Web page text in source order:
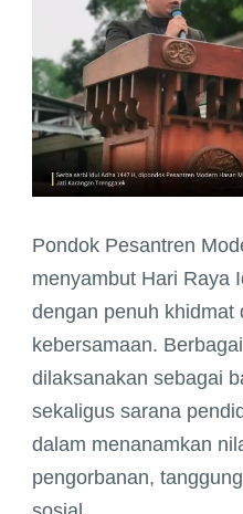
Iduladha
1447
H
di
Pondok
Pesantren
Modern
Hasan
Pondok Pesantren
menyambut Hari Raya
dengan penuh khidmat
kebersamaan.
dilaksanakan sebagai
sekaligus sarana
dalam menanamkan
pengorbanan,